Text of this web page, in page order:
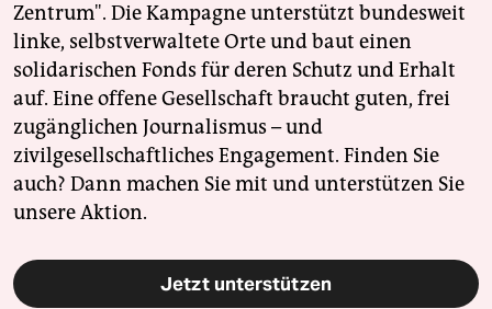
Zentrum". Die Kampagne unterstützt bundesweit
linke, selbstverwaltete Orte und baut einen
solidarischen Fonds für deren Schutz und Erhalt
auf. Eine offene Gesellschaft braucht guten, frei
zugänglichen Journalismus – und
zivilgesellschaftliches Engagement. Finden Sie
auch? Dann machen Sie mit und unterstützen Sie
unsere Aktion.
Jetzt unterstützen